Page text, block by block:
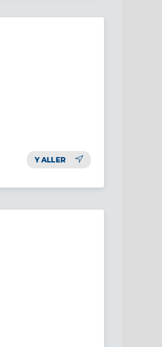
Y ALLER